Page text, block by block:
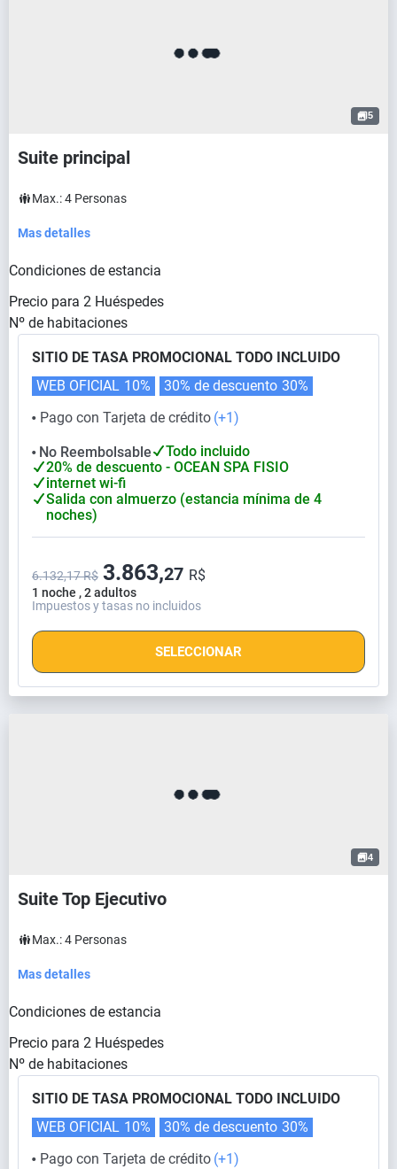
5
Suite principal
Max.:4 Personas
Mas detalles
Condiciones de estancia
Precio para 2 Huéspedes
Nº de habitaciones
SITIO DE TASA PROMOCIONAL TODO INCLUIDO
⬤ Pago con Tarjeta de crédito (+1)
WEB OFICIAL 10% 30% de descuento 30%
⬤ No Reembolsable
Todo incluido
20% de descuento - OCEAN SPA FISIO
internet wi-fi
Salida con almuerzo (estancia mínima de 4
noches)
1 noche , 2 adultos
6.132,17 R$ 3.863,27 R$
Impuestos y tasas no incluidos
SELECCIONAR
4
Suite Top Ejecutivo
Max.:4 Personas
Mas detalles
Condiciones de estancia
Precio para 2 Huéspedes
Nº de habitaciones
SITIO DE TASA PROMOCIONAL TODO INCLUIDO
⬤ Pago con Tarjeta de crédito (+1)
WEB OFICIAL 10% 30% de descuento 30%